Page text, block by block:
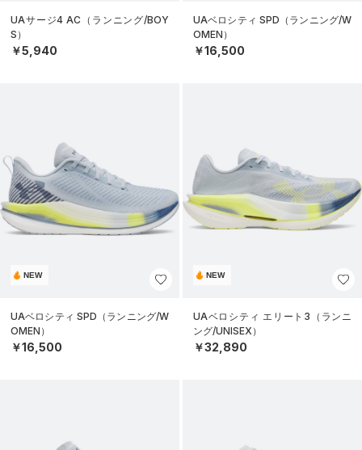
UAサージ4 AC（ランニング/BOY
S）
￥5,940
UAベロシティ SPD（ランニング/W
OMEN）
￥16,500
NEW
UAベロシティ SPD（ランニング/W
OMEN）
￥16,500
NEW
UAベロシティ エリート3（ランニ
ング/UNISEX）
￥32,890